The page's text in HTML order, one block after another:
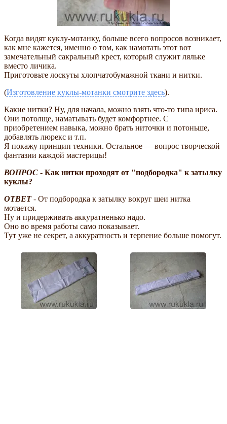
Когда видят куклу-мотанку, больше всего вопросов возникает,
как мне кажется, именно о том, как намотать этот вот
замечательный сакральный крест, который служит ляльке
вместо личика.
Приготовьте лоскуты хлопчатобумажной ткани и нитки.
(Изготовление куклы-мотанки смотрите здесь).
Какие нитки? Ну, для начала, можно взять что-то типа ириса.
Они потолще, наматывать будет комфортнее. С
приобретением навыка, можно брать ниточки и потоньше,
добавлять люрекс и т.п.
Я покажу принцип техники. Остальное — вопрос творческой
фантазии каждой мастерицы!
ВОПРОС - Как нитки проходят от "подбородка" к затылку
куклы?
ОТВЕТ- От подбородка к затылку вокруг шеи нитка
мотается.
Ну и придерживать аккуратненько надо.
Оно во время работы само показывает.
Тут уже не секрет, а аккуратность и терпение больше помогут.